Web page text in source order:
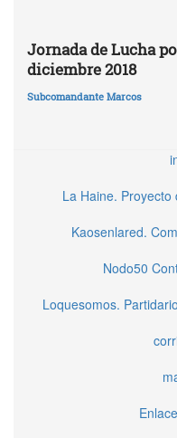
Jornada de Lucha
diciembre 2018
Subcomandante Marcos
La Haine.
Kaosenlared.
Nodo50
Loquesomos.